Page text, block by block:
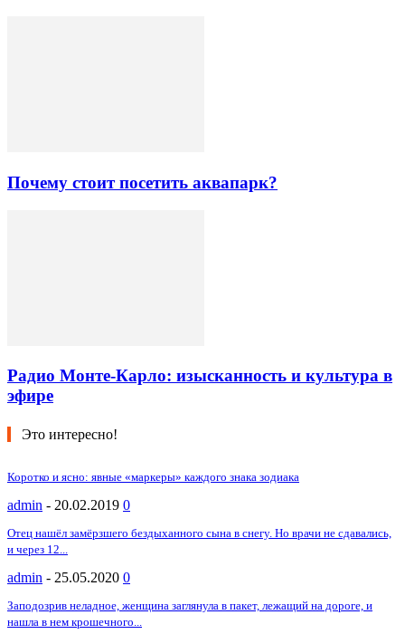
Почему стоит посетить аквапарк?
Радио Монте-Карло: изысканность и культура в
эфире
Это интересно!
Коротко и ясно: явные «маркеры» каждого знака зодиака
admin - 20.02.2019 0
Отец нашёл замёрзшего бездыханного сына в снегу. Но врачи не сдавались,
и через 12...
admin - 25.05.2020 0
Заподозрив неладное, женщина заглянула в пакет, лежащий на дороге, и
нашла в нем крошечного...